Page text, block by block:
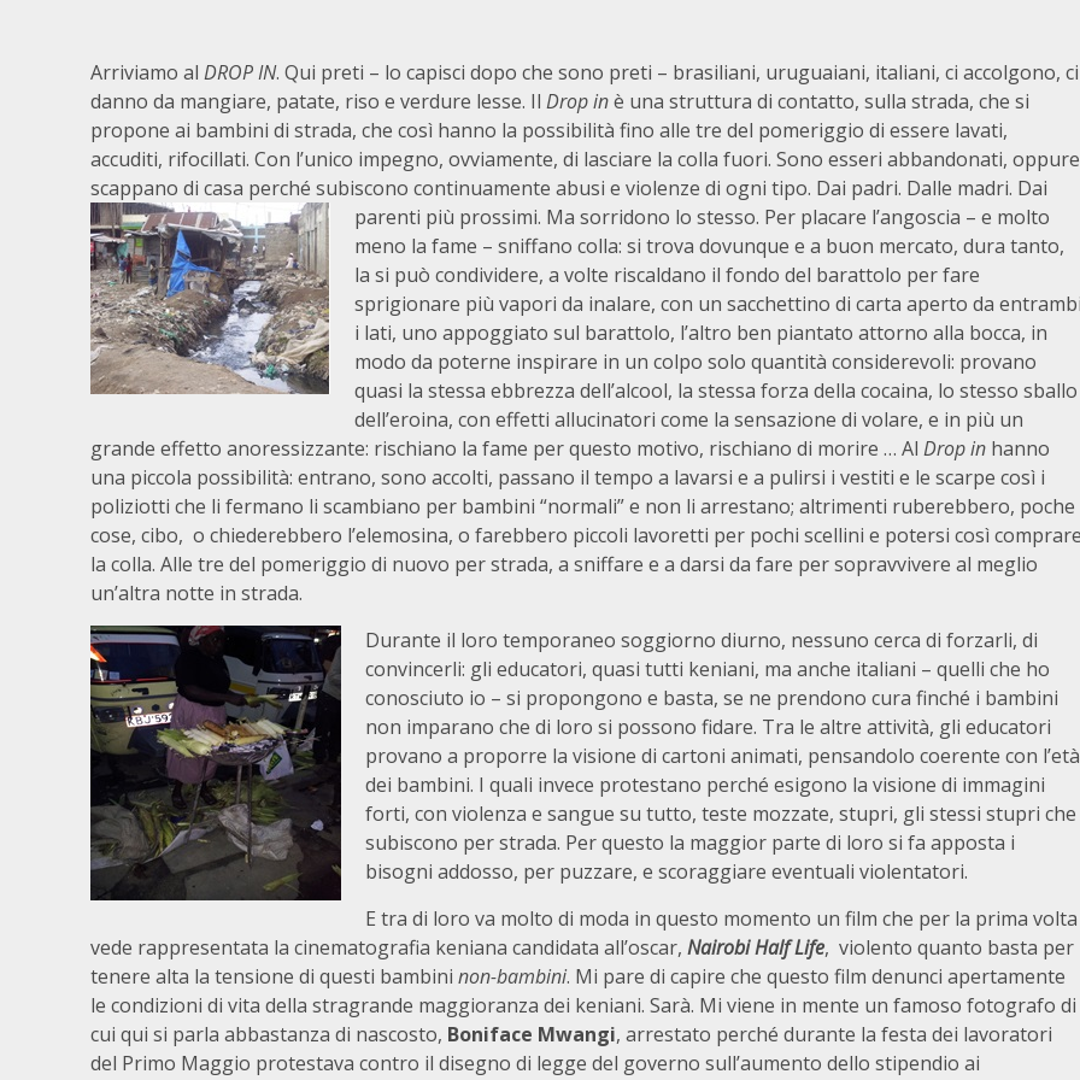
Arriviamo al DROP IN. Qui preti – lo capisci dopo che sono preti – brasiliani, uruguaiani, italiani, ci accolgono, ci
danno da mangiare, patate, riso e verdure lesse. Il Drop inè una struttura di contatto, sulla strada, che si
propone ai bambini di strada, che così hanno la possibilità fino alle tre del pomeriggio di essere lavati,
accuditi, rifocillati. Con l’unico impegno, ovviamente, di lasciare la colla fuori. Sono esseri abbandonati, oppure
scappano di casa perché subiscono continuamente abusi e violenze di ogni tipo. Dai padri. Dalle madri. Dai
parenti più prossimi. Ma sorridono lo stesso. Per placare l’angoscia – e molto
meno la fame – sniffano colla: si trova dovunque e a buon mercato, dura tanto,
la si può condividere, a volte riscaldano il fondo del barattolo per fare
sprigionare più vapori da inalare, con un sacchettino di carta aperto da
i lati, uno appoggiato sul barattolo, l’altro ben piantato attorno alla bocca, in
modo da poterne inspirare in un colpo solo quantità considerevoli: provano
quasi la stessa ebbrezza dell’alcool, la stessa forza della cocaina, lo stesso sballo
dell’eroina, con effetti allucinatori come la sensazione di volare, e in più un
grande effetto anoressizzante: rischiano la fame per questo motivo, rischiano di morire … Al Drop in hanno
una piccola possibilità: entrano, sono accolti, passano il tempo a lavarsi e a pulirsi i vestiti e le scarpe così i
poliziotti che li fermano li scambiano per bambini “normali” e non li arrestano; altrimenti ruberebbero, poche
cose, cibo, o chiederebbero l’elemosina, o farebbero piccoli lavoretti per pochi scellini e potersi così
la colla. Alle tre del pomeriggio di nuovo per strada, a sniffare e a darsi da fare per sopravvivere al meglio
un’altra notte in strada.
Durante il loro temporaneo soggiorno diurno, nessuno cerca di forzarli, di
convincerli: gli educatori, quasi tutti keniani, ma anche italiani – quelli che ho
conosciuto io – si propongono e basta, se ne prendono cura finché i bambini
non imparano che di loro si possono fidare. Tra le altre attività, gli educatori
provano a proporre la visione di cartoni animati, pensandolo coerente con l’età
dei bambini. I quali invece protestano perché esigono la visione di immagini
forti, con violenza e sangue su tutto, teste mozzate, stupri, gli stessi stupri che
subiscono per strada. Per questo la maggior parte di loro si fa apposta i
bisogni addosso, per puzzare, e scoraggiare eventuali violentatori.
E tra di loro va molto di moda in questo momento un film che per la prima volta
vede rappresentata la cinematografia keniana candidata all’oscar, Nairobi Half Life, violento quanto basta per
tenere alta la tensione di questi bambini non-bambini. Mi pare di capire che questo film denunci apertamente
le condizioni di vita della stragrande maggioranza dei keniani. Sarà. Mi viene in mente un famoso fotografo di
cui qui si parla abbastanza di nascosto, Boniface Mwangi, arrestato perché durante la festa dei lavoratori
del Primo Maggio protestava contro il disegno di legge del governo sull’aumento dello stipendio ai